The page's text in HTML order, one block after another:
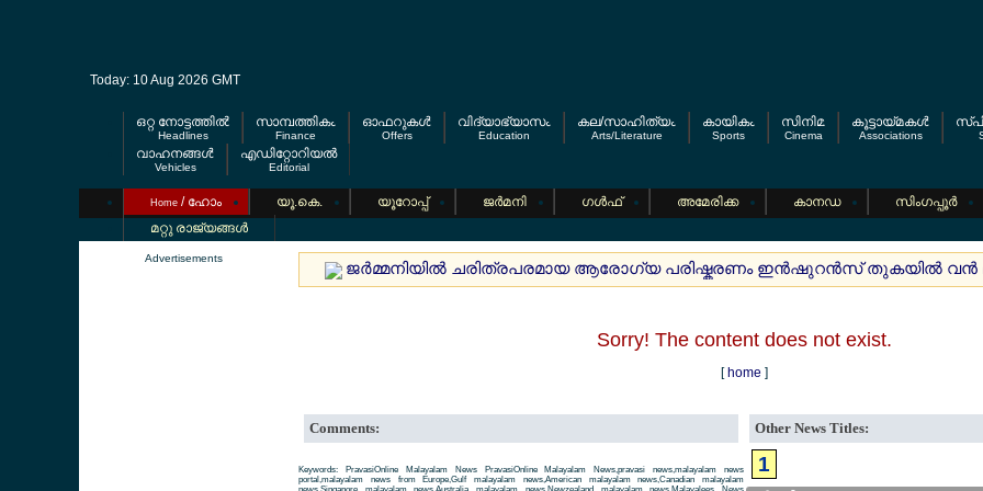
Today: 10 Aug 2026 GMT
ഒറ്റ നോട്ടത്തില്‍
Headlines
സാമ്പത്തികം
Finance
ഓഫറുകള്‍
Offers
വിദ്യാഭ്യാസം
Education
കല/സാഹിത്യം
Arts/Literature
കായികം
Sports
സിനിമ
Cinema
കൂട്ടായ്മകള്‍
Associations
വാഹനങ്ങള്‍
Vehicles
എഡിറ്റോറിയല്‍
Editorial
Home / ഹോം യൂ.കെ. യൂറോപ്പ് ജര്‍മനി ഗള്‍ഫ് അമേരിക്ക കാനഡ സിംഗപ്പൂര്‍
മറ്റു രാജ്യങ്ങള്‍
Advertisements
ജര്‍മ്മനിയില്‍ ചരിത്രപരമായ ആരോഗ്യ പരിഷ്കരണം ഇന്‍ഷുറന്‍സ് തുകയില്‍ വന്‍
Sorry! The content does not exist.
[ home ]
Comments:
Keywords: PravasiOnline Malayalam News PravasiOnline Malayalam News,pravasi news,malayalam news
portal,malayalam news from Europe,Gulf malayalam news,American malayalam news,Canadian malayalam
Other News Titles:
1